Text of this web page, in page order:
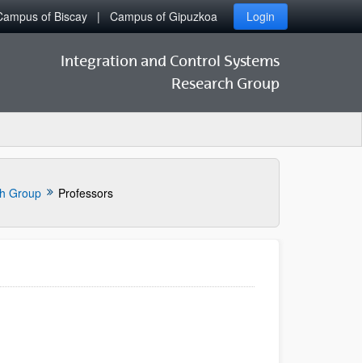
of Biscay Campus of Gipuzkoa Login
Integration and Control Systems
Research Group
Group Professors